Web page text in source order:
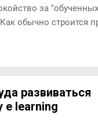
за
обычно строится
(для чего нужно ПО,
и т.п.). 3.
знаний,
(тесты+оценочное
развиваться
e learning